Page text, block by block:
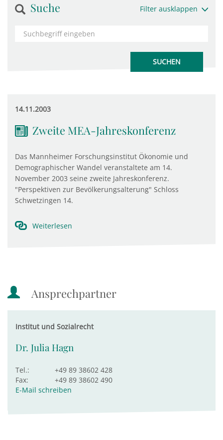
Suche Filter ausklappen
14.11.2003
Zweite MEA-Jahreskonferenz
Das Mannheimer Forschungsinstitut Ökonomie und
Demographischer Wandel veranstaltete am 14.
November 2003 seine zweite Jahreskonferenz.
"Perspektiven zur Bevölkerungsalterung" Schloss
Schwetzingen 14.
Weiterlesen
Ansprechpartner
Institut und Sozialrecht
Dr. Julia Hagn
Tel.:
+49 89 38602 428
Fax:
+49 89 38602 490
E-Mail schreiben